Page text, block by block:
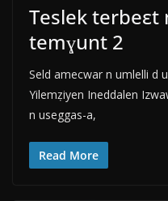
Teslek terbeεt
temɣunt 2
Seld amecwar n umlelli d
Yilemẓiyen Ineddalen
n useggas-a,
Read More